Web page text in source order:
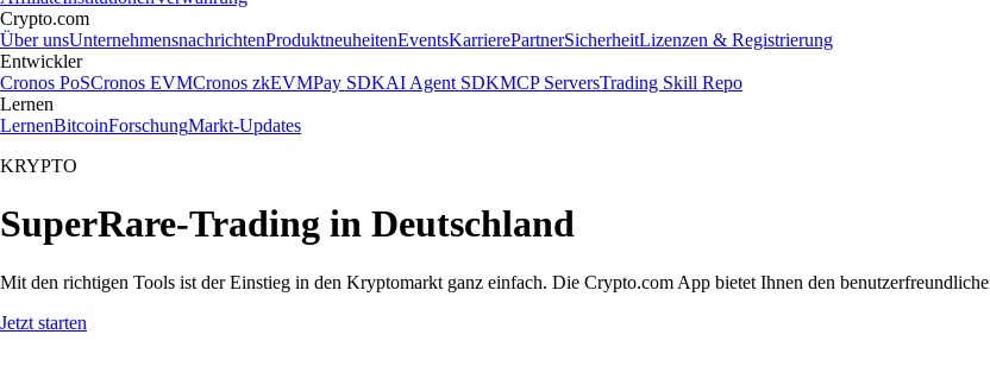
Crypto.com
Über unsUnternehmensnachrichtenProduktneuheitenEventsKarrierePartnerSicherheitLizenzen & Registrierung
Entwickler
Cronos PoSCronos EVMCronos zkEVMPay SDKAI Agent SDKMCP ServersTrading Skill Repo
Lernen
LernenBitcoinForschungMarkt-Updates
KRYPTO
SuperRare-Trading in Deutschland
Mit den richtigen Tools ist der Einstieg in den Kryptomarkt ganz einfach. Die Crypto.com App bietet Ihnen den
Jetzt starten